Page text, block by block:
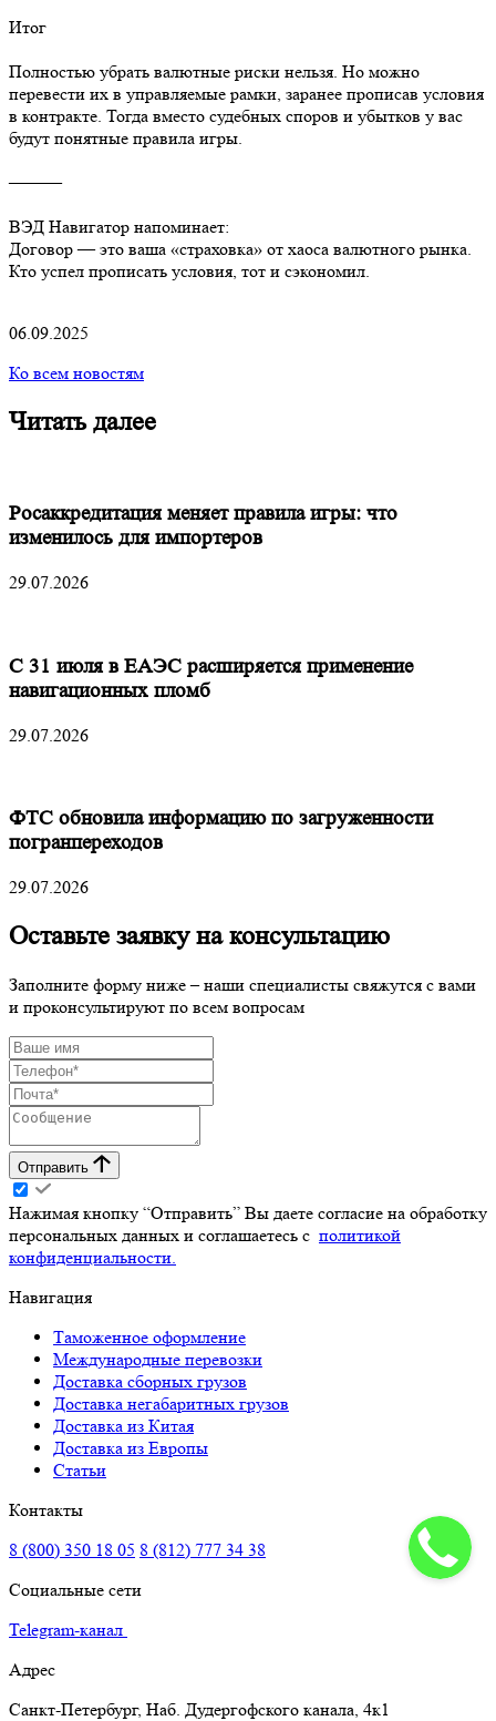
Итог
Полностью убрать валютные риски нельзя. Но можно
перевести их в управляемые рамки, заранее прописав условия
в контракте. Тогда вместо судебных споров и убытков у вас
будут понятные правила игры.
⸻
ВЭД Навигатор напоминает:
Договор — это ваша «страховка» от хаоса валютного рынка.
Кто успел прописать условия, тот и сэкономил.
06.09.2025
Ко всем новостям
Читать далее
Росаккредитация меняет правила игры: что
изменилось для импортеров
29.07.2026
С 31 июля в ЕАЭС расширяется применение
навигационных пломб
29.07.2026
ФТС обновила информацию по загруженности
погранпереходов
29.07.2026
Оставьте заявку на консультацию
Заполните форму ниже – наши специалисты свяжутся с вами
и проконсультируют по всем вопросам
Отправить
Нажимая кнопку “Отправить” Вы даете согласие на обработку
персональных данных и соглашаетесь с политикой
конфиденциальности.
Навигация
Таможенное оформление
Международные перевозки
Доставка сборных грузов
Доставка негабаритных грузов
Доставка из Китая
Доставка из Европы
Статьи
Контакты
8 (800) 350 18 05 8 (812) 777 34 38
Социальные сети
Telegram-канал
Адрес
Санкт-Петербург, Наб. Дудергофского канала, 4к1